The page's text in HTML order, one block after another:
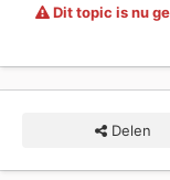
Dit topic is nu
Delen